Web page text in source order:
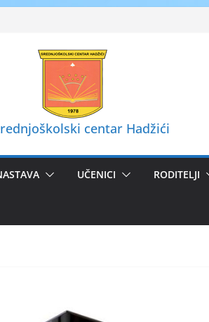
centar Hadžići
UČENICI RODITELJI